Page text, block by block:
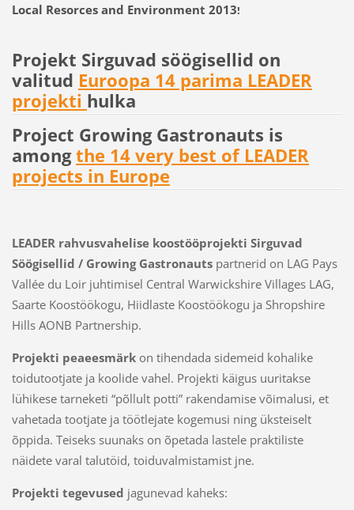
Local Resorces and Environment 2013!
Projekt Sirguvad söögisellid on
valitud Euroopa 14 parima LEADER
projekti hulka
Project Growing Gastronauts is
amongthe 14 very best of LEADER
projects in Europe
LEADER rahvusvahelise koostööprojekti Sirguvad
Söögisellid / Growing Gastronauts partnerid on LAG Pays
Vallée du Loir juhtimisel Central Warwickshire Villages LAG,
Saarte Koostöökogu, Hiidlaste Koostöökogu ja Shropshire
Hills AONB Partnership.
Projekti peaeesmärk on tihendada sidemeid kohalike
toidutootjate ja koolide vahel. Projekti käigus uuritakse
lühikese tarneketi “põllult potti” rakendamise võimalusi, et
vahetada tootjate ja töötlejate kogemusi ning üksteiselt
õppida. Teiseks suunaks on õpetada lastele praktiliste
näidete varal talutöid, toiduvalmistamist jne.
Projekti tegevused jagunevad kaheks: